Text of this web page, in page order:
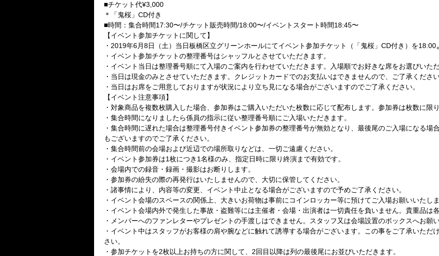
■チケット代¥3,000
＊「鬼桜」CD付き
■時間：集合時間17:30〜/チケット販売時間/18:00〜/イベントスタート時間18:45〜
【イベント参加チケットに関して】
・2019年6月8日（土）当日板橋区立グリーンホールにてイベント参加チケット（「鬼桜」CD付き）を18:00
・イベント参加チケットの整理番号はシャッフルとさせていただきます。
・イベント当日は整理番号順にて入場のご案内を行わせていただきます。入場順でお好きな席をお選びいた
・当日は現金のみとさせていただきます。クレジットカードでのお支払いはできませんので、ご了承くださ
・当日はお席をご用意しておりますが状況により立ち見になる場合がございますのでご了承ください。
【イベント注意事項】
・対象商品を複数枚購入した場合、参加券はご購入いただいた枚数に応じて配布します。参加券は枚数に限
・集合時間になりましたら係員の指示に従い整理番号順にご入場いただきます。
・集合時間に遅れた場合は整理番号付きイベント参加券の整理番号が無効となり、最後尾のご入場になる場
もございますのでご了承ください。
・集合時間前の会場および近辺での場所取りなどは、一切ご遠慮ください。
・イベント参加券は1枚につき1名様のみ、指定日時に限り終演まで有効です。
・会場内での録音・録画・撮影はお断りします。
・参加券の紛失の際の再発行はいたしませんので、大切に保管してください。
・諸事情により、内容等の変更、イベント中止となる場合がございますので予めご了承ください。
・イベント会場のスペースの関係上、大きいお荷物は事前にコインロッカー等に預けてご入場お願いいたし
・イベント会場内外で発生した事故・盗難等には主催者・会場・出演者は一切責任を負いません。貴重品は
・メンバーへのファンレターやプレゼントの手渡しはできません。スタッフ又は会場設置のボックスへお願
・イベント中はスタッフがお客様の肩や腕などに触れて誘導する場合がございます。この事をご了承いただ
さい。
・参加チケットを2枚以上お持ちの方に関して、2回目以降は列の最後尾にお並びいただきます。